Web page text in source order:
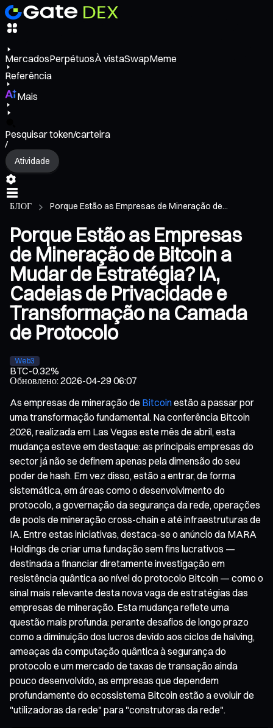
MercadosPerpétuosÀ vistaSwapMeme
Referência
Mais
Pesquisar token/carteira
/
Atividade
БЛОГ Porque Estão as Empresas de Mineração de...
Porque Estão as Empresas
de Mineração de Bitcoin a
Mudar de Estratégia? IA,
Cadeias de Privacidade e
Transformação na Camada
de Protocolo
Web3
BTC-0.32%
Обновлено:2026-04-29 06:07
As empresas de mineração de Bitcoinestão a passar por
uma transformação fundamental. Na conferência Bitcoin
2026, realizada em Las Vegas este mês de abril, esta
mudança esteve em destaque: as principais empresas do
sector já não se definem apenas pela dimensão do seu
poder de hash. Em vez disso, estão a entrar, de forma
sistemática, em áreas como o desenvolvimento do
protocolo, a governação da segurança da rede, operações
de pools de mineração cross-chain e até infraestruturas de
IA. Entre estas iniciativas, destaca-se o anúncio da MARA
Holdings de criar uma fundação sem fins lucrativos —
destinada a financiar diretamente investigação em
resistência quântica ao nível do protocolo Bitcoin — como o
sinal mais relevante desta nova vaga de estratégias das
empresas de mineração. Esta mudança reflete uma
questão mais profunda: perante desafios de longo prazo
como a diminuição dos lucros devido aos ciclos de halving,
ameaças da computação quântica à segurança do
protocolo e um mercado de taxas de transação ainda
pouco desenvolvido, as empresas que dependem
profundamente do ecossistema Bitcoin estão a evoluir de
"utilizadoras da rede" para "construtoras da rede".